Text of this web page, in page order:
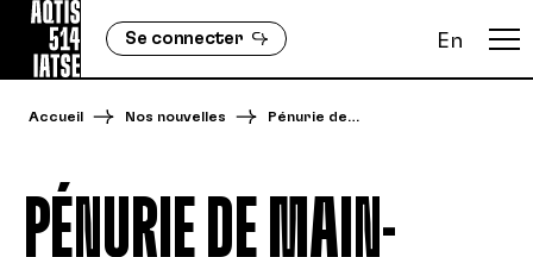
Se connecter En
Accueil Nos nouvelles Pénurie de…
PÉNURIE DE MAIN-